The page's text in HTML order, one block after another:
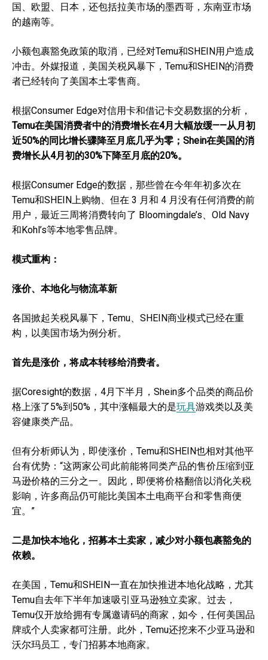
国、欧盟、日本，还包括拉美市场的墨西哥，东南亚市场
的越南等。
小额包裹豁免政策的取消，已经对Temu和SHEIN用户造成
冲击。外媒报道，美国关税风暴下，Temu和SHEIN的消费
者已经转向了美国本土零售商。
根据Consumer Edge对信用卡和借记卡交易数据的分析，
Temu在美国消费者中的消费增长在4月大幅放缓——从月初
近50%的同比增长骤降至月底几乎为零；Shein在美国的消
费增长从4月初的30%下降至月底的20%。
根据Consumer Edge的数据，那些曾在今年年初多次在
Temu和SHEIN上购物、但在 3 月和 4 月没有任何消费的前
用户，最近三周将消费转向了 Bloomingdale’s、Old Navy
和Kohl’s等本地零售品牌。
模式重构：
涨价、本地化与物流革新
各国掀起关税风暴下，Temu、SHEIN商业模式已经在重
构，以美国市场为例分析。
首先是涨价，将成本转移给消费者。
据Coresight的数据，4月下半月，Shein多个品类的商品价
格上涨了5%到50%，其中涨幅最大的是玩具游戏类以及美
容健康类产品。
但有分析师认为，即使涨价，Temu和SHEIN也相对其他平
台有优势：“这两家公司此前能将同类产品的售价压缩到亚
马逊价格的三分之一。因此，即便将价格翻倍以消化关税
影响，许多商品仍可能比美国本土电商平台和零售商便
宜。”
二是加快本地化，招募本土卖家，减少对小额包裹豁免的
依赖。
在美国，Temu和SHEIN一直在加快推进本地化战略，尤其
Temu自去年下半年加速吸引亚马逊独立卖家。过去，
Temu仅开放给拥有专属邀请码的商家，如今，任何美国品
牌或个人卖家都可注册。此外，Temu还挖来不少亚马逊和
沃尔玛员工，专门招募本地商家。